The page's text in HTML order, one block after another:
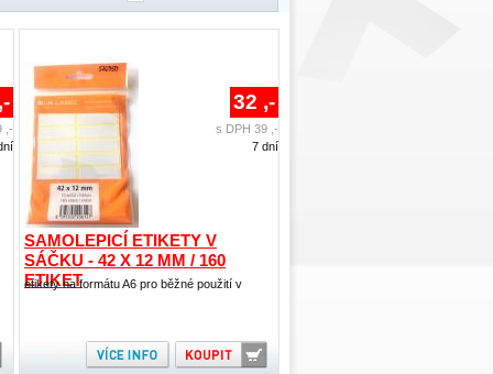
,-
SAMOLEPICÍ ETIKETY V
SÁČKU - 42 X 12 MM / 160
ETIKET
etikety na formátu A6 pro běžné použití v
32 ,-
s DPH 39 ,-
7 dní